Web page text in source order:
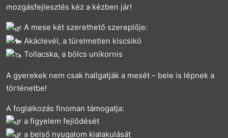
mozgásfejlesztés kéz a kézben jár!
A mese két szerethető szereplője:
Akáclevél, a türelmetlen kiscsikó
Tollacska, a bölcs unikornis
A gyerekek nem csak hallgatják a mesét – bele is lépnek a
történetbe!
A foglalkozás finoman támogatja:
a figyelem fejlődését
a belső nyugalom kialakulását